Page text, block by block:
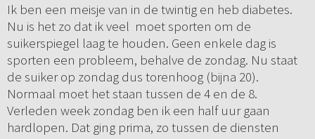
Ik ben een meisje van in de twintig en heb diabetes.
Nu is het zo dat ik veel moet sporten om de
suikerspiegel laag te houden. Geen enkele dag is
sporten een probleem, behalve de zondag. Nu staat
de suiker op zondag dus torenhoog (bijna 20).
Normaal moet het staan tussen de 4 en de 8.
Verleden week zondag ben ik een half uur gaan
hardlopen. Dat ging prima, zo tussen de diensten